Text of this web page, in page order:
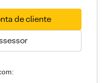
de cliente